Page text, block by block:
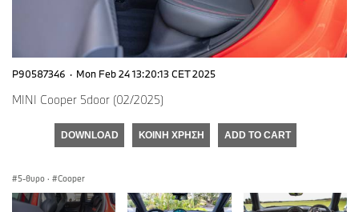
P90587346 · Mon Feb 24 13:20:13 CET 2025
MINI Cooper 5door (02/2025)
DOWNLOAD ΚΟΙΝΉ ΧΡΉΣΗ ADD TO CART
5-θυρο · Cooper